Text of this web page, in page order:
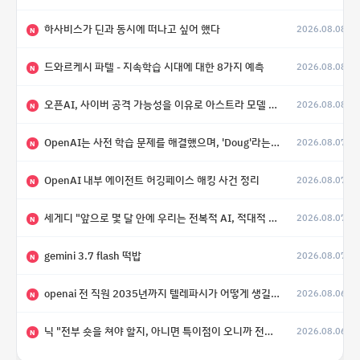
N 하사비스가 딘과 동시에 떠나고 싶어 했다 2026.08.08
N 드와르케시 파텔 - 지속학습 시대에 대한 8가지 예측 2026.08.08
N 오픈AI, 사이버 공격 가능성을 이유로 아스트라 모델 출시 연기 2026.08.08
N OpenAI는 사전 학습 문제를 해결했으며, 'Doug'라는 코드명을 가진 훨씬 더 큰 모델을 활발히 개발 중 2026.08.07
N OpenAI 내부 에이전트 허깅페이스 해킹 사건 정리 2026.08.07
N 세게디 "앞으로 몇 달 안에 우리는 전복적 AI, 적대적 AI 둘 다 보게 될 것" 2026.08.07
N gemini 3.7 flash 떡밥 2026.08.07
N openai 전 직원 2035년까지 텔레파시가 어떻게 생길 수 있는지 2026.08.06
N 닉 "전부 숏을 쳐야 할지, 아니면 특이점이 오니까 전부 롱을 쳐야 할지 모르겠다.” 2026.08.06